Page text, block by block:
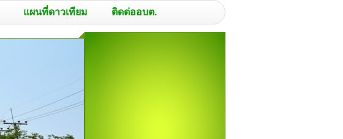
แผนที่ดาวเทียม ติดต่ออบต.